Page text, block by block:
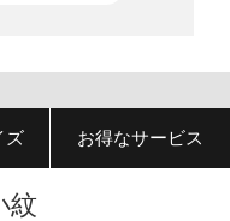
ズ お得なサービス
紋